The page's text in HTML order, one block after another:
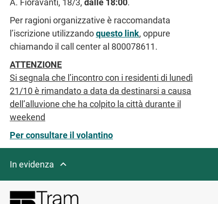
A. Fioravanti, 18/3, dalle 18:00.
Per ragioni organizzative è raccomandata
l’iscrizione utilizzandoquesto link, oppure
chiamando il call center al 800078611.
ATTENZIONE
Si segnala che l’incontro con i residenti di lunedì
21/10 è rimandato a data da destinarsi a causa
dell’alluvione che ha colpito la città durante il
weekend
Per consultare il volantino
In evidenza